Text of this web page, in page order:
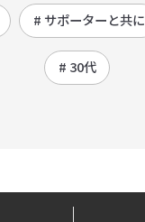
# サポーターと共に
# 30代